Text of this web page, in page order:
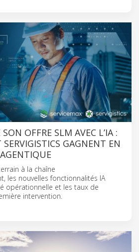
OFFRE SLM AVEC L’IA :
SERVIGISTICS GAGNENT EN
à la chaîne
les nouvelles fonctionnalités IA
opérationnelle et les taux de
intervention.